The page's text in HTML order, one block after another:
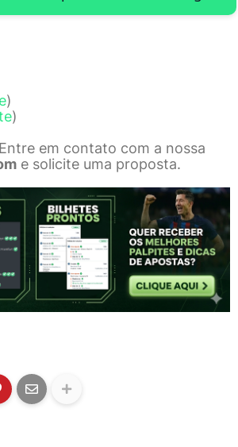
)
)
em contato com a nossa
e solicite uma proposta.